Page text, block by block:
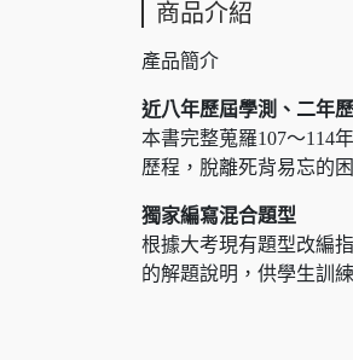
商品介紹
產品簡介
近八年歷屆學測、二年
本書完整蒐羅107～114
歷程，脫離死背易忘的
獨家編寫混合題型
根據大考現有題型改編
的解題說明，供學生訓